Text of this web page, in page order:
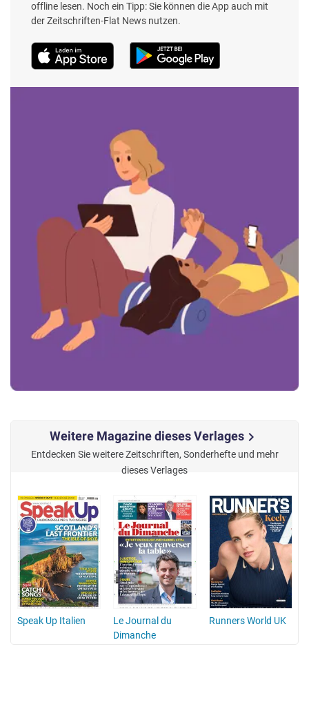
offline lesen. Noch ein Tipp: Sie können die App auch mit
der Zeitschriften-Flat News nutzen.
Weitere Magazine dieses Verlageschevron_right
Entdecken Sie weitere Zeitschriften, Sonderhefte und mehr
dieses Verlages
Speak Up Italien
Le Journal du
Dimanche
Runners World UK